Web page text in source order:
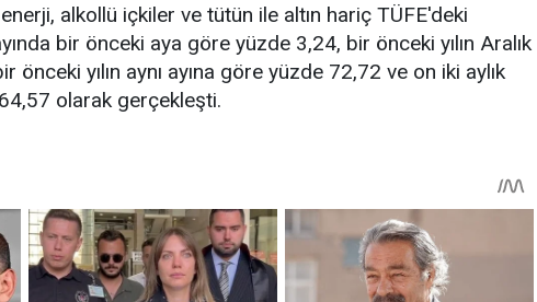
alkollü içkiler ve tütün ile altın hariç TÜFE'deki
bir önceki aya göre yüzde 3,24, bir önceki yılın Aralık
önceki yılın aynı ayına göre yüzde 72,72 ve on iki aylık
olarak gerçekleşti.